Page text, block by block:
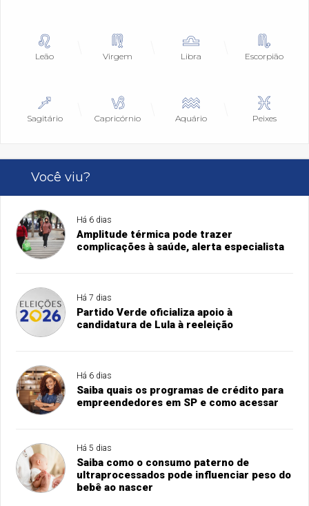
Leão Virgem Libra Escorpião
Sagitário Capricórnio Aquário Peixes
Você viu?
Há 6 dias
Amplitude térmica pode trazer
complicações à saúde, alerta especialista
Há 7 dias
Partido Verde oficializa apoio à
candidatura de Lula à reeleição
Há 6 dias
Saiba quais os programas de crédito para
empreendedores em SP e como acessar
Há 5 dias
Saiba como o consumo paterno de
ultraprocessados pode influenciar peso do
bebê ao nascer